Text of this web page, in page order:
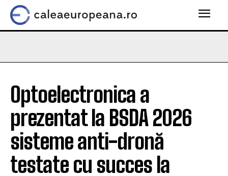
Optoelectronica a
prezentat la BSDA 2026
sisteme anti-dronă
testate cu succes la